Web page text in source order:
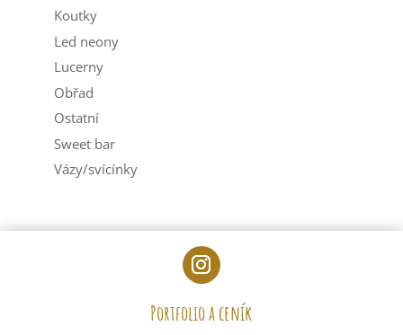
Koutky
Led neony
Lucerny
Obřad
Ostatní
Sweet bar
Vázy/svícínky
Portfolio a ceník